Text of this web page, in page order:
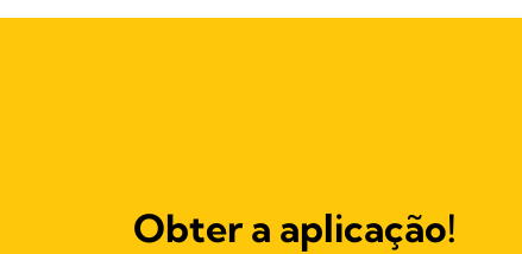
Obter a aplicação!